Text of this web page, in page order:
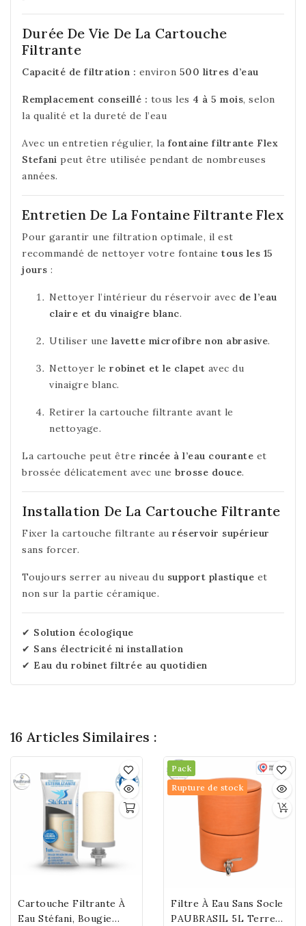
Durée De Vie De La Cartouche
Filtrante
Capacité de filtration : environ 500 litres d’eau
Remplacement conseillé : tous les 4 à 5 mois, selon
la qualité et la dureté de l’eau
Avec un entretien régulier, la fontaine filtrante Flex
Stefani peut être utilisée pendant de nombreuses
années.
Entretien De La Fontaine Filtrante Flex
Pour garantir une filtration optimale, il est
recommandé de nettoyer votre fontaine tous les 15
jours :
Nettoyer l’intérieur du réservoir avec de l’eau
claire et du vinaigre blanc.
Utiliser une lavette microfibre non abrasive.
Nettoyer le robinet et le clapet avec du
vinaigre blanc.
Retirer la cartouche filtrante avant le
nettoyage.
La cartouche peut être rincée à l’eau courante et
brossée délicatement avec une brosse douce.
Installation De La Cartouche Filtrante
Fixer la cartouche filtrante au réservoir supérieur
sans forcer.
Toujours serrer au niveau du support plastique et
non sur la partie céramique.
✔ Solution écologique
✔ Sans électricité ni installation
✔ Eau du robinet filtrée au quotidien
16 Articles Similaires :
Cartouche Filtrante À
Eau Stéfani, Bougie
Pack
Rupture de stock
Filtre À Eau Sans Socle
PAUBRASIL 5L Terre